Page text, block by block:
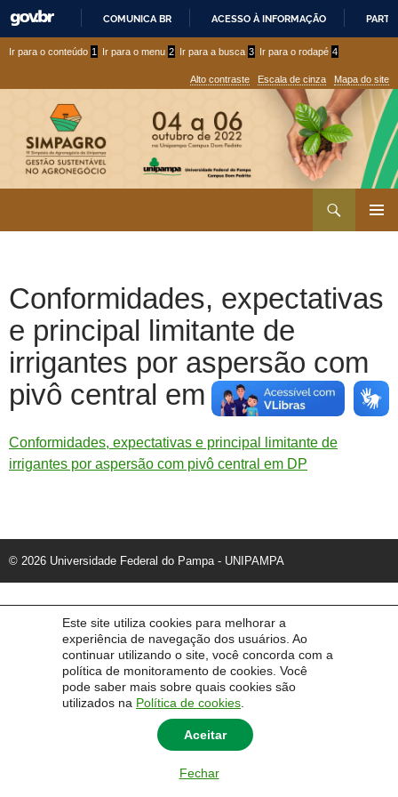
Este site utiliza cookies para melhorar a
experiência de navegação dos usuários. Ao
continuar utilizando o site, você concorda com a
política de monitoramento de cookies. Você
pode saber mais sobre quais cookies são
utilizados na Política de cookies
Aceitar
Fechar
PARA
CONTEÚDO
COMUNICA BR ACESSO À INFORMAÇÃO
conteúdo
menu
Ir para o conteúdo 1 Ir para o menu 2 Ir para a busca 3 Ir para o rodapé 4
Alto contraste Escala de cinza Mapa do site
Conformidades, expectativas
e principal limitante de
irrigantes por aspersão com
pivô central em DP
Conformidades, expectativas e principal limitante de
irrigantes por aspersão com pivô central em DP
© 2026 Universidade Federal do Pampa - UNIPAMPA